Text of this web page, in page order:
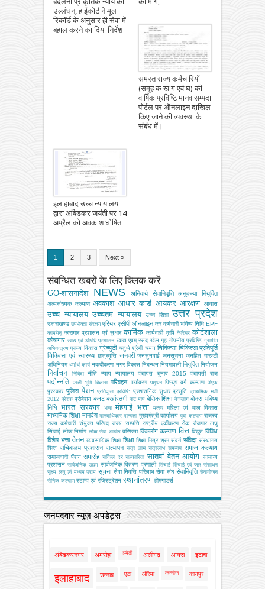
उल्लंघन, हाईकोर्ट ने मूल
रिकॉर्ड के अनुसार ही सेवा में
बहाल करने का दिया निर्देश
समस्‍त राज्‍य कर्मचारियों
(समूह क ख ग एवं घ) की
वार्षिक प्रविष्टि मानव सम्पदा
पोर्टल पर ऑनलाइन दाखिल
किए जाने की व्यवस्था के
संबंध में।
इलाहाबाद उच्च न्यायालय
द्वारा आंबेडकर जयंती पर 14
अप्रैल को अवकाश घोषित
1 2 3 Next »
संबन्धित खबरों के लिए क्लिक करें
GO-शासनादेश NEWS अनिवार्य सेवानिवृत्ति अनुकम्पा नियुक्ति
अल्‍पसंख्‍यक कल्‍याण अवकाश आधार कार्ड आयकर आरक्षण आवास
उच्च न्यायालय उच्चतम न्यायालय उच्‍च शिक्षा उत्तर प्रदेश
उत्तराखण्ड उपभोक्‍ता संरक्षण एरियर एसीपी ऑनलाइन कर कर्मचारी भविष्य निधि EPF
कामधेनु कारागार प्रशासन एवं सुधार कार्मिक कार्यवाही कृषि कैरियर कोर्टशाला
कोषागार खाद्य एवं औषधि प्रशासन खाद्य एवम् रसद खेल गृह गोपनीय प्रविष्टि ग्रामीण
अभियन्‍त्रण ग्राम्य विकास ग्रेच्युटी चतुर्थ श्रेणी चयन चिकित्सा चिकित्सा प्रतिपूर्ति
चिकित्‍सा एवं स्वास्थ्य छात्रवृत्ति जनवरी जनसुनवाई जनसूचना जनहित गारण्टी
अधिनियम धर्मार्थ कार्य नकदीकरण नगर विकास निबन्‍धन नियमावली नियुक्ति नियोजन
निर्वाचन निविदा नीति न्याय न्यायालय पंचायत चुनाव 2015 पंचायती राज
पदोन्नति परती भूमि विकास परिवहन पर्यावरण पशुधन पिछड़ा वर्ग कल्‍याण पीएफ
पुरस्कार पुलिस पेंशन प्रतिकूल प्रविष्टि प्रशासनिक सुधार प्रसूति प्राथमिक भर्ती
2012 प्रेरक प्रोबेशन बजट बर्खास्तगी बाट माप बेसिक शिक्षा बैकलाग बोनस भविष्य
निधि भारत सरकार भाषा मंहगाई भत्ता मत्‍स्‍य महिला एवं बाल विकास
माध्यमिक शिक्षा मानदेय मानवाधिकार मान्यता मुख्‍यमंत्री कार्यालय युवा कल्याण राजस्व
राज्य कर्मचारी संयुक्त परिषद राज्य सम्पत्ति राष्ट्रीय एकीकरण रोक रोजगार लघु
सिंचाई लोक निर्माण लोक सेवा आयोग वरिष्ठता विकलांग कल्याण वित्त विद्युत विविध
विशेष भत्ता वेतन व्‍यवसायिक शिक्षा शिक्षा शिक्षा मित्र श्रम संवर्ग संविदा संस्‍थागत
वित्‍त सचिवालय प्रशासन सत्यापन सत्र लाभ सत्रलाभ समन्वय समाज कल्याण
समाजवादी पेंशन समारोह सर्किल दर सहकारिता सातवां वेतन आयोग सामान्य
प्रशासन सार्वजनिक उद्यम सार्वजनिक वितरण प्रणाली सिंचाई सिंचाई एवं जल संसाधन
सूक्ष्म लघु एवं मध्यम उद्यम सूचना सेवा निवृत्ति परिलाभ सेवा संघ सेवानिवृत्ति सेवायोजन
सैनिक कल्‍याण स्टाम्प एवं रजिस्ट्रेशन स्थानांतरण होमगाडर्स
जनपदवार न्यूज़ अपडेट्स
अंबेडकरनगर अमरोहा अमेठी अलीगढ़ आगरा इटावा
इलाहाबाद उन्नाव एटा औरैया कन्नौज कानपुर